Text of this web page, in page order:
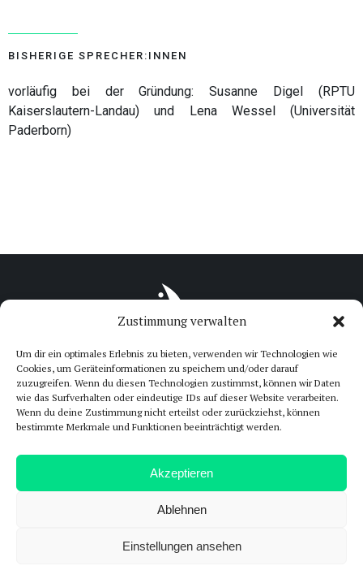
Zustimmung verwalten
Um dir ein optimales Erlebnis zu bieten, verwenden wir Technologien wie
Cookies, um Geräteinformationen zu speichern und/oder darauf
zuzugreifen. Wenn du diesen Technologien zustimmst, können wir Daten
wie das Surfverhalten oder eindeutige IDs auf dieser Website verarbeiten.
Wenn du deine Zustimmung nicht erteilst oder zurückziehst, können
bestimmte Merkmale und Funktionen beeinträchtigt werden.
Akzeptieren
Ablehnen
Einstellungen ansehen
BISHERIGE SPRECHER:INNEN
vorläufig bei der Gründung: Susanne Digel (RPTU
Kaiserslautern-Landau) und Lena Wessel (Universität
Paderborn)